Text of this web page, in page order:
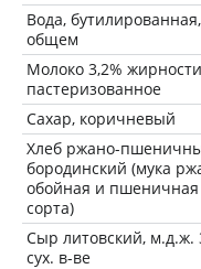
Вода,
общем
Молоко 3,2%
пастеризованное
Сахар, коричневый
Хлеб ржано-
бородинский (мука
обойная и
сорта)
Сыр литовский, м.д.ж.
сух. в-ве